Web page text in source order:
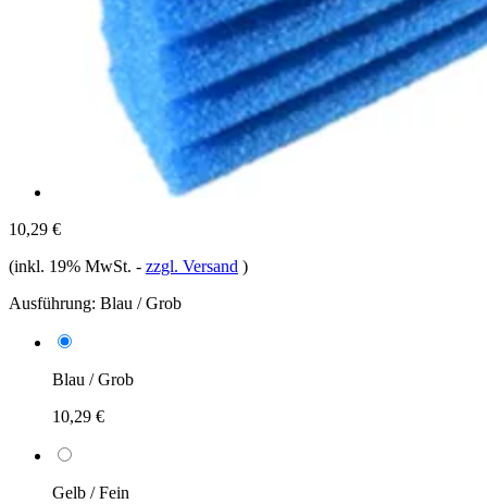
10,29 €
(inkl. 19% MwSt. - zzgl. Versand )
Ausführung: Blau / Grob
Blau / Grob
10,29 €
Gelb / Fein